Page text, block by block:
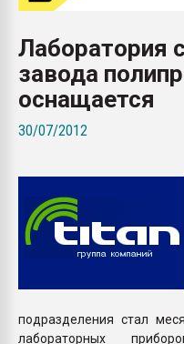
Лаборатория
завода
оснащается
30/07/2012
подразделения стал
лабораторных